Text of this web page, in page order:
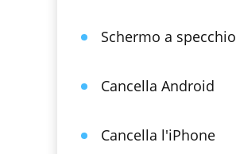
Schermo a specchio
Cancella Android
Cancella l'iPhone